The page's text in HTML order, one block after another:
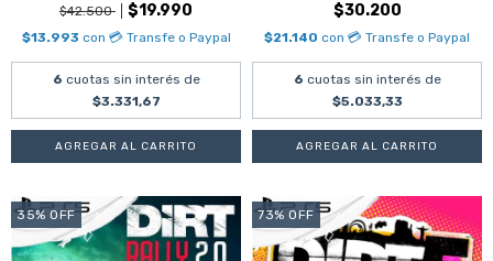
$42.500 $19.990
$13.993 con 💳 Transfe o Paypal
6 cuotas sin interés de
$3.331,67
$30.200
$21.140 con 💳 Transfe o Paypal
6 cuotas sin interés de
$5.033,33
35% OFF 73% OFF